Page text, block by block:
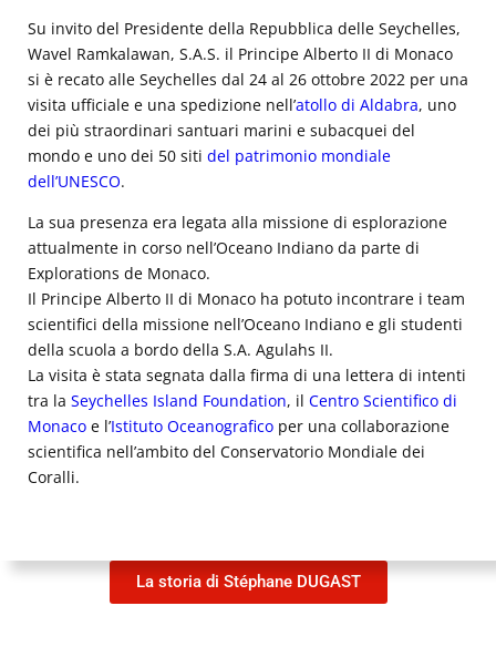
Su invito del Presidente della Repubblica delle Seychelles,
Wavel Ramkalawan, S.A.S. il Principe Alberto II di Monaco
si è recato alle Seychelles dal 24 al 26 ottobre 2022 per una
visita ufficiale e una spedizione nell’atollo di Aldabra, uno
dei più straordinari santuari marini e subacquei del
mondo e uno dei 50 siti del patrimonio mondiale
dell’UNESCO.
La sua presenza era legata alla missione di esplorazione
attualmente in corso nell’Oceano Indiano da parte di
Explorations de Monaco.
Il Principe Alberto II di Monaco ha potuto incontrare i team
scientifici della missione nell’Oceano Indiano e gli studenti
della scuola a bordo della S.A. Agulahs II.
La visita è stata segnata dalla firma di una lettera di intenti
tra la Seychelles Island Foundation, il Centro Scientifico di
Monaco e l’Istituto Oceanografico per una collaborazione
scientifica nell’ambito del Conservatorio Mondiale dei
Coralli.
La storia di Stéphane DUGAST